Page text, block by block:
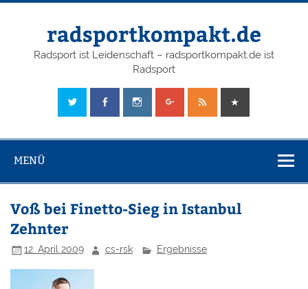
radsportkompakt.de
Radsport ist Leidenschaft – radsportkompakt.de ist
Radsport
MENÜ
Voß bei Finetto-Sieg in Istanbul
Zehnter
12. April 2009 cs-rsk Ergebnisse